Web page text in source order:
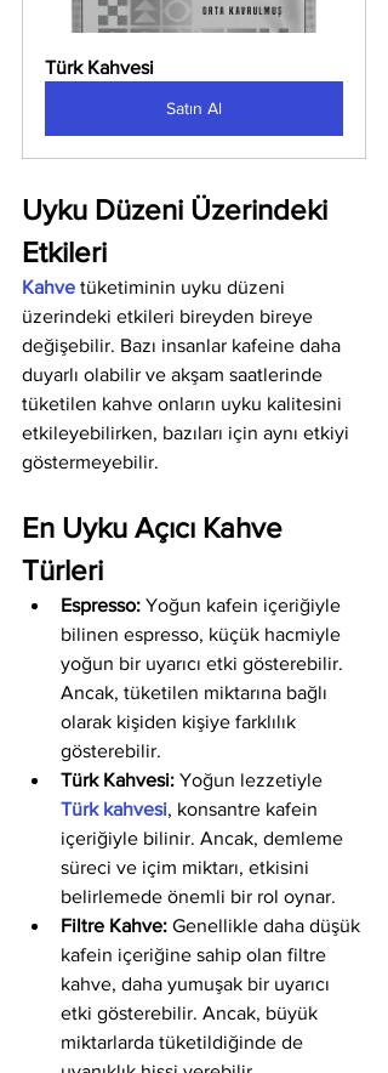
Türk Kahvesi
Satın Al
Uyku Düzeni Üzerindeki
Etkileri
Kahve tüketiminin uyku düzeni
üzerindeki etkileri bireyden bireye
değişebilir. Bazı insanlar kafeine daha
duyarlı olabilir ve akşam saatlerinde
tüketilen kahve onların uyku kalitesini
etkileyebilirken, bazıları için aynı etkiyi
göstermeyebilir.
En Uyku Açıcı Kahve
Türleri
Espresso: Yoğun kafein içeriğiyle
bilinen espresso, küçük hacmiyle
yoğun bir uyarıcı etki gösterebilir.
Ancak, tüketilen miktarına bağlı
olarak kişiden kişiye farklılık
gösterebilir.
Türk Kahvesi: Yoğun lezzetiyle
Türk kahvesi, konsantre kafein
içeriğiyle bilinir. Ancak, demleme
süreci ve içim miktarı, etkisini
belirlemede önemli bir rol oynar.
Filtre Kahve: Genellikle daha düşük
kafein içeriğine sahip olan filtre
kahve, daha yumuşak bir uyarıcı
etki gösterebilir. Ancak, büyük
miktarlarda tüketildiğinde de